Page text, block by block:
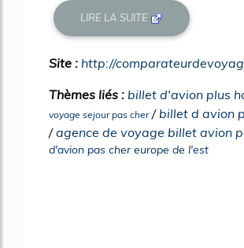
LIRE LA SUITE
Site : http://
Thèmes liés : billet d'avion plus
voyage sejour pas cher/ billet d avion
/agence de voyage billet avion
d'avion pas cher europe de l'est